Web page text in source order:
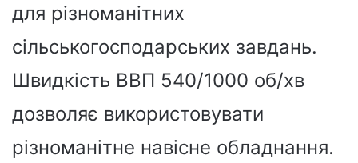
для різноманітних
сільськогосподарських завдань.
Швидкість ВВП 540/1000 об/хв
дозволяє використовувати
різноманітне навісне обладнання.